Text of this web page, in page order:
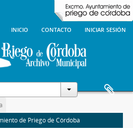
inicio contacto iniciar sesión
de Priego de Córdoba